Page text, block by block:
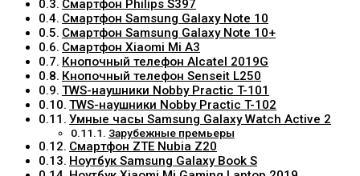
Смартфон Philips S397
Смартфон Samsung Galaxy Note 10
Смартфон Samsung Galaxy Note 10+
Смартфон Xiaomi Mi A3
Кнопочный телефон Alcatel 2019G
Кнопочный телефон Senseit L250
TWS-наушники Nobby Practic T-101
TWS-наушники Nobby Practic T-102
Умные часы Samsung Galaxy Watch Active 2
Зарубежные премьеры
Смартфон ZTE Nubia Z20
Ноутбук Samsung Galaxy Book S